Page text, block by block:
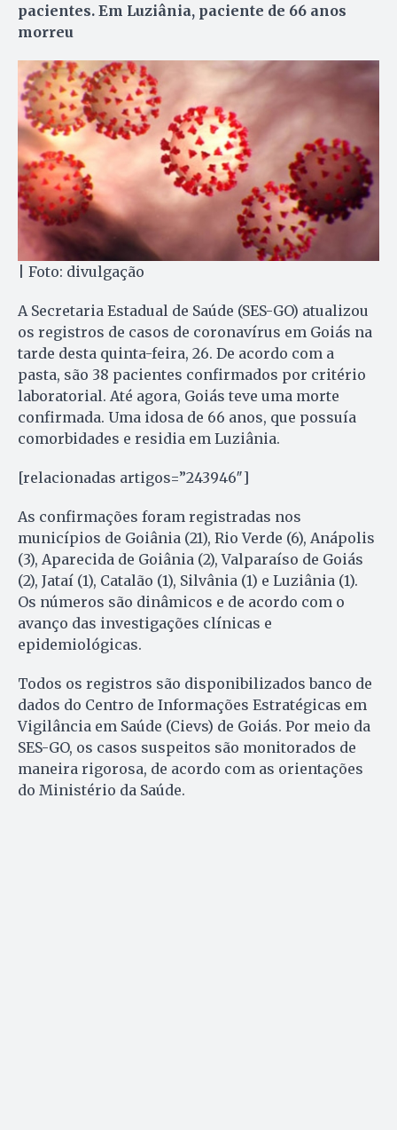
pacientes. Em Luziânia, paciente de 66 anos
morreu
| Foto: divulgação
A Secretaria Estadual de Saúde (SES-GO) atualizou
os registros de casos de coronavírus em Goiás na
tarde desta quinta-feira, 26. De acordo com a
pasta, são 38 pacientes confirmados por critério
laboratorial. Até agora, Goiás teve uma morte
confirmada. Uma idosa de 66 anos, que possuía
comorbidades e residia em Luziânia.
[relacionadas artigos=”243946″]
As confirmações foram registradas nos
municípios de Goiânia (21), Rio Verde (6), Anápolis
(3), Aparecida de Goiânia (2), Valparaíso de Goiás
(2), Jataí (1), Catalão (1), Silvânia (1) e Luziânia (1).
Os números são dinâmicos e de acordo com o
avanço das investigações clínicas e
epidemiológicas.
Todos os registros são disponibilizados banco de
dados do Centro de Informações Estratégicas em
Vigilância em Saúde (Cievs) de Goiás. Por meio da
SES-GO, os casos suspeitos são monitorados de
maneira rigorosa, de acordo com as orientações
do Ministério da Saúde.